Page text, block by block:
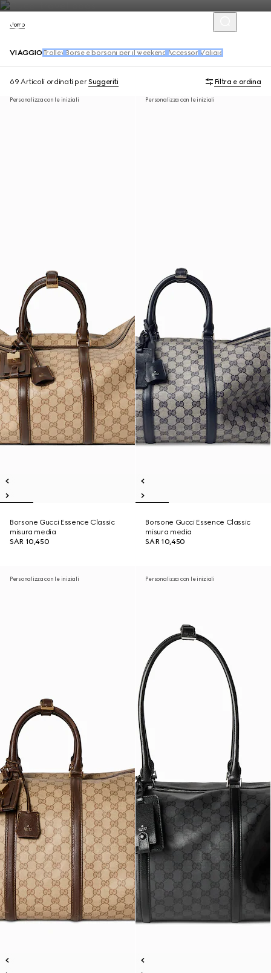
Uomo
VIAGGIO Trolley Borse e borsoni per il weekend Accessori Valigie
69 Articoli ordinati perSuggeriti Filtra e ordina
Personalizza con le iniziali
Borsone Gucci Essence Classic
misura media
SAR 10,450
Personalizza con le iniziali
Borsone Gucci Essence Classic
misura media
SAR 10,450
Personalizza con le iniziali Personalizza con le iniziali